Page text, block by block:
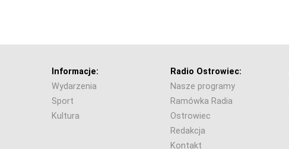
Informacje:
Wydarzenia
Sport
Kultura
Radio Ostrowiec:
Nasze programy
Ramówka Radia
Ostrowiec
Redakcja
Kontakt